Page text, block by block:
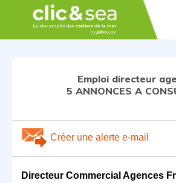
Emploi directeur
5 ANNONCES A
Créer une alerte e-mail
Directeur Commercial Agences